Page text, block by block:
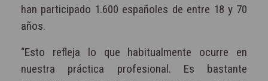
han participado 1.600 españoles de entre 18 y 70
años.
“Esto refleja lo que habitualmente ocurre en
nuestra práctica profesional. Es bastante